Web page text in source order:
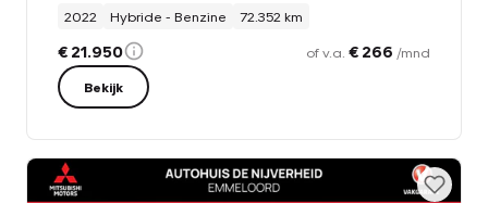
2022
Hybride - Benzine 72.352 km
€ 21.950 of v.a. € 266 /mnd
Bekijk